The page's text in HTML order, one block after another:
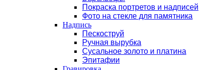
Покраска портретов и надписей
Фото на стекле для памятника
Надпись
Пескоструй
Ручная вырубка
Сусальное золото и платина
Эпитафии